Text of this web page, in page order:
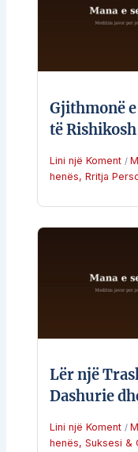
Gjithmonë
të
Lini një Koment /
henës, Rritja
Lër një
Dashurie
Lini një Koment /
henës, Suksesi &